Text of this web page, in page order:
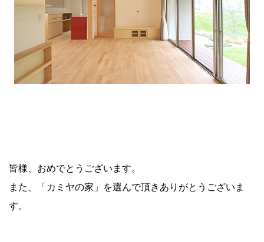
皆様、おめでとうございます。
また、「カミヤの家」を選んで頂きありがとうございま
す。